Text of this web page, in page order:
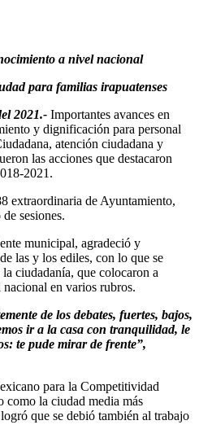
a nivel nacional
para familias irapuatenses
2021.- Importantes avances en
y dignificación para personal
atención ciudadana y
las acciones que destacaron
2021.
extraordinaria de Ayuntamiento,
sesiones.
municipal, agradeció y
las y los ediles, con lo que se
ciudadanía, que colocaron a
en varios rubros.
de los debates, fuertes, bajos,
ir a la casa con tranquilidad, le
te pude mirar de frente”,
para la Competitividad
la ciudad media más
que se debió también al trabajo